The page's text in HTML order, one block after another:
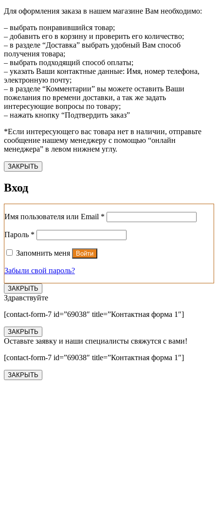
Для оформления заказа в нашем магазине Вам необходимо:
– выбрать понравившийся товар;
– добавить его в корзину и проверить его количество;
– в разделе “Доставка” выбрать удобный Вам способ
получения товара;
– выбрать подходящий способ оплаты;
– указать Ваши контактные данные: Имя, номер телефона,
электронную почту;
– в разделе “Комментарии” вы можете оставить Ваши
пожелания по времени доставки, а так же задать
интересующие вопросы по товару;
– нажать кнопку “Подтвердить заказ”
*Если интересующего вас товара нет в наличии, отправьте
сообщение нашему менеджеру с помощью “онлайн
менеджера” в левом нижнем углу.
ЗАКРЫТЬ
Вход
Имя пользователя или Email *
Пароль *
Запомнить меня Войти
Забыли свой пароль?
ЗАКРЫТЬ
Здравствуйте
[contact-form-7 id=”69038″ title=”Контактная форма 1″]
ЗАКРЫТЬ
Оставьте заявку и наши специалисты свяжутся с вами!
[contact-form-7 id=”69038″ title=”Контактная форма 1″]
ЗАКРЫТЬ